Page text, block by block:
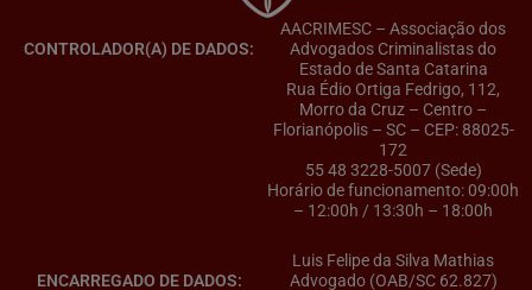
CONTROLADOR(A) DE DADOS:
AACRIMESC – Associação dos
Advogados Criminalistas do
Estado de Santa Catarina
Rua Édio Ortiga Fedrigo, 112,
Morro da Cruz – Centro –
Florianópolis – SC – CEP: 88025-
172
55 48 3228-5007 (Sede)
Horário de funcionamento: 09:00h
– 12:00h / 13:30h – 18:00h
ENCARREGADO DE DADOS:
Luis Felipe da Silva Mathias
Advogado (OAB/SC 62.827)